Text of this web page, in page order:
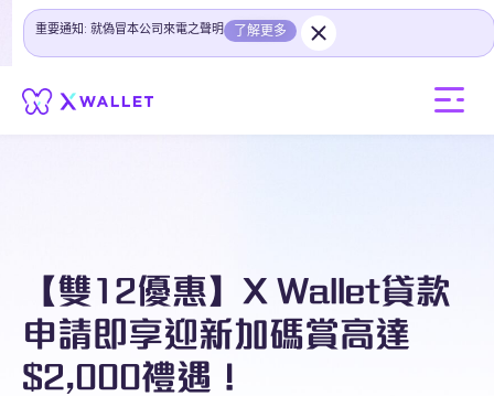
重要通知: 就偽冒本公司來電之聲明 了解更多
【雙12優惠】X Wallet貸款
申請即享迎新加碼賞高達
$2,000禮遇！